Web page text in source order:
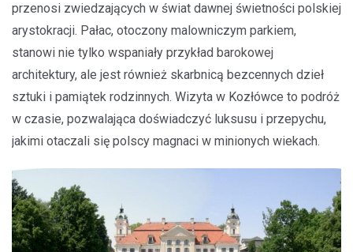
przenosi zwiedzających w świat dawnej świetności polskiej
arystokracji. Pałac, otoczony malowniczym parkiem,
stanowi nie tylko wspaniały przykład barokowej
architektury, ale jest również skarbnicą bezcennych dzieł
sztuki i pamiątek rodzinnych. Wizyta w Kozłówce to podróż
w czasie, pozwalająca doświadczyć luksusu i przepychu,
jakimi otaczali się polscy magnaci w minionych wiekach.